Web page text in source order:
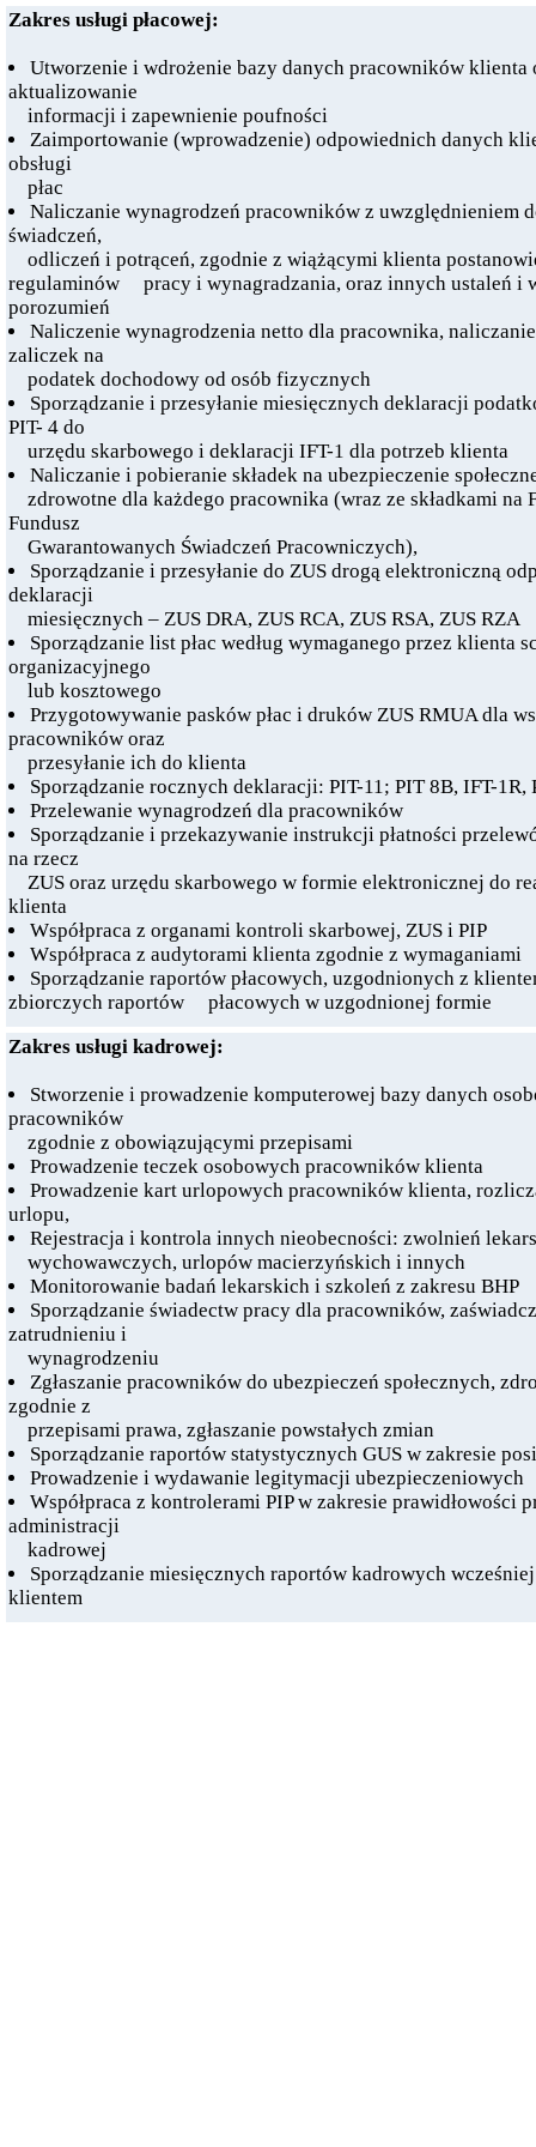
Zakres usługi płacowej:
Utworzenie i wdrożenie bazy danych pracowników klienta
aktualizowanie
informacji i zapewnienie poufności
Zaimportowanie (wprowadzenie) odpowiednich danych
obsługi
płac
Naliczanie wynagrodzeń pracowników z uwzględnieniem
świadczeń,
odliczeń i potrąceń, zgodnie z wiążącymi klienta
regulaminów pracy i wynagradzania, oraz innych ustaleń i
porozumień
Naliczenie wynagrodzenia netto dla pracownika,
zaliczek na
podatek dochodowy od osób fizycznych
Sporządzanie i przesyłanie miesięcznych deklaracji
PIT- 4 do
urzędu skarbowego i deklaracji IFT-1 dla potrzeb klienta
Naliczanie i pobieranie składek na ubezpieczenie
zdrowotne dla każdego pracownika (wraz ze składkami na
Fundusz
Gwarantowanych Świadczeń Pracowniczych),
Sporządzanie i przesyłanie do ZUS drogą elektroniczną
deklaracji
miesięcznych – ZUS DRA, ZUS RCA, ZUS RSA, ZUS RZA
Sporządzanie list płac według wymaganego przez klienta
organizacyjnego
lub kosztowego
Przygotowywanie pasków płac i druków ZUS RMUA dla
pracowników oraz
przesyłanie ich do klienta
Sporządzanie rocznych deklaracji: PIT-11; PIT 8B, IFT-1R,
Przelewanie wynagrodzeń dla pracowników
Sporządzanie i przekazywanie instrukcji płatności
na rzecz
ZUS oraz urzędu skarbowego w formie elektronicznej do
klienta
Współpraca z organami kontroli skarbowej, ZUS i PIP
Współpraca z audytorami klienta zgodnie z wymaganiami
Sporządzanie raportów płacowych, uzgodnionych z
zbiorczych raportów płacowych w uzgodnionej formie
Zakres usługi kadrowej:
Stworzenie i prowadzenie komputerowej bazy danych
pracowników
zgodnie z obowiązującymi przepisami
Prowadzenie teczek osobowych pracowników klienta
Prowadzenie kart urlopowych pracowników klienta,
urlopu,
Rejestracja i kontrola innych nieobecności: zwolnień
wychowawczych, urlopów macierzyńskich i innych
Monitorowanie badań lekarskich i szkoleń z zakresu BHP
Sporządzanie świadectw pracy dla pracowników,
zatrudnieniu i
wynagrodzeniu
Zgłaszanie pracowników do ubezpieczeń społecznych,
zgodnie z
przepisami prawa, zgłaszanie powstałych zmian
Sporządzanie raportów statystycznych GUS w zakresie
Prowadzenie i wydawanie legitymacji ubezpieczeniowych
Współpraca z kontrolerami PIP w zakresie prawidłowości
administracji
kadrowej
Sporządzanie miesięcznych raportów kadrowych
klientem